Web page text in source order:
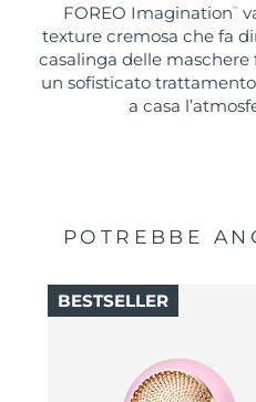
FOREO Imagination ™
texture cremosa che fa
casalinga delle
un sofisticato
a casa
POTREBBE
BESTSELLER